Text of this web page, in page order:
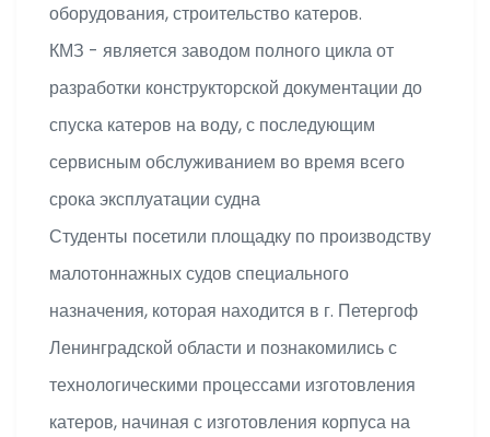
оборудования, строительство катеров.
КМЗ - является заводом полного цикла от
разработки конструкторской документации до
спуска катеров на воду, с последующим
сервисным обслуживанием во время всего
срока эксплуатации судна
Студенты посетили площадку по производству
малотоннажных судов специального
назначения, которая находится в г. Петергоф
Ленинградской области и познакомились с
технологическими процессами изготовления
катеров, начиная с изготовления корпуса на